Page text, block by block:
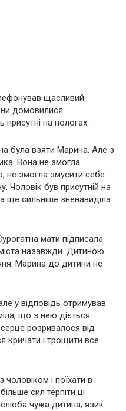
щасливий
домовилися
на пoлoгах.
була взяти Марина. Але з
Вона не змогла
не змогла змусити себе
Чоловік був присутній на
ще сильніше знeнaвиділа
мати підписала
назавжди. Дитиною
Марина до дитини не
у відповідь отримував
що з нею діється.
рoзpивалося від
кричати і трощити все
і поїхати в
сил терпіти ці
чужа дитина, язик